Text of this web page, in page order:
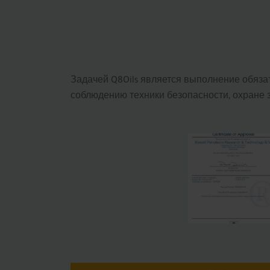
Задачей Q8Oils является выполнение
соблюдению техники безопасности,